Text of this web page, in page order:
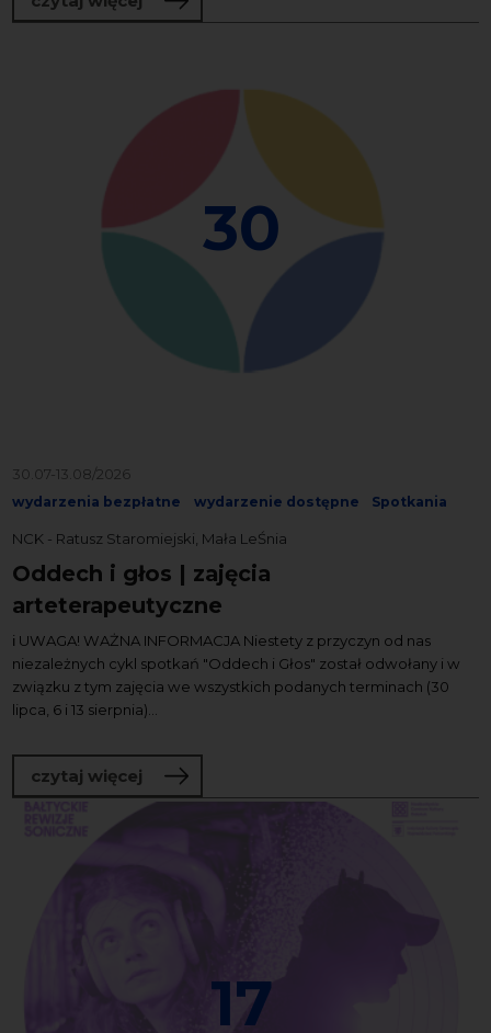
30
30.07-13.08/2026
wydarzenia bezpłatne wydarzenie dostępne Spotkania
NCK - Ratusz Staromiejski, Mała LeŚnia
Oddech i głos | zajęcia
arteterapeutyczne
ℹ️ UWAGA! WAŻNA INFORMACJA Niestety z przyczyn od nas
niezależnych cykl spotkań "Oddech i Głos" został odwołany i w
związku z tym zajęcia we wszystkich podanych terminach (30
lipca, 6 i 13 sierpnia)...
czytaj więcej o Oddech i głos | zajęcia
17